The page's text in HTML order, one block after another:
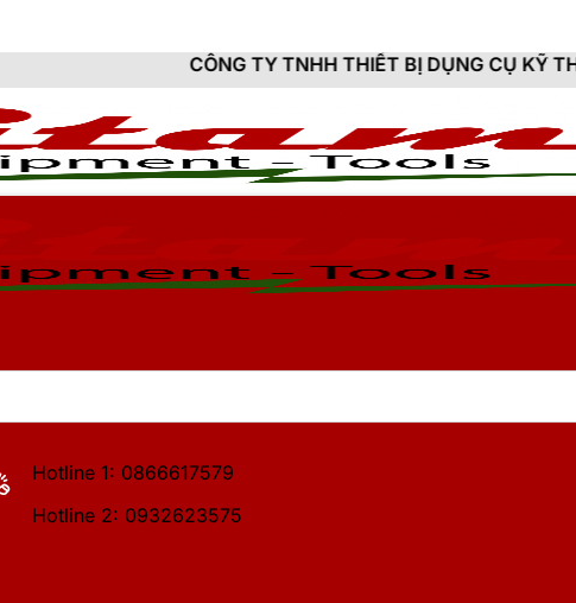
CÔNG TY TNHH THIẾT BỊ DỤNG CỤ KỸ THUẬT HITAMI -
Hotline 1: 0866617579
Hotline 2: 0932623575